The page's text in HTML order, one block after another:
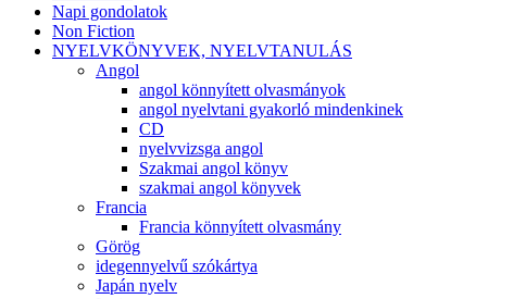
Napi gondolatok
Non Fiction
NYELVKÖNYVEK, NYELVTANULÁS
Angol
angol könnyített olvasmányok
angol nyelvtani gyakorló mindenkinek
CD
nyelvvizsga angol
Szakmai angol könyv
szakmai angol könyvek
Francia
Francia könnyített olvasmány
Görög
idegennyelvű szókártya
Japán nyelv